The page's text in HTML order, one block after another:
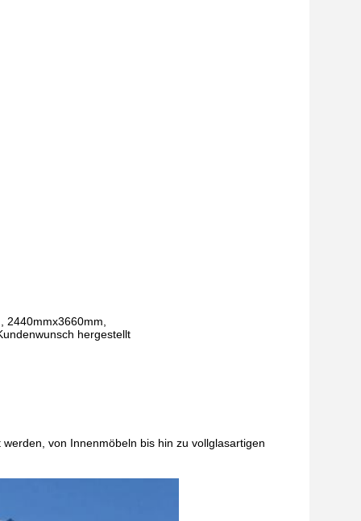
2440mmx3660mm,
hergestellt
von Innenmöbeln bis hin zu vollglasartigen